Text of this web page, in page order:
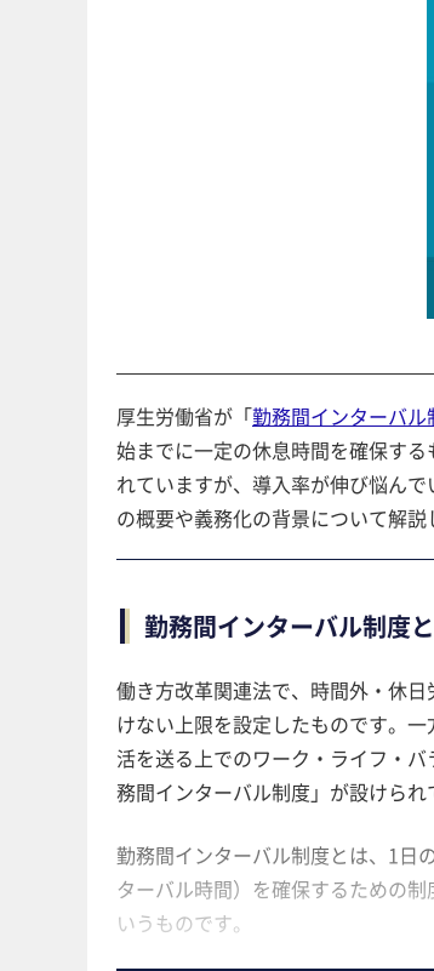
厚生労働省が「勤務間インターバル
始までに一定の休息時間を確保す
れていますが、導入率が伸び悩ん
の概要や義務化の背景について解説
勤務間インターバル制度
働き方改革関連法で、時間外・休
けない上限を設定したものです。
活を送る上でのワーク・ライフ・
務間インターバル制度」が設けられ
勤務間インターバル制度とは、1日
ターバル時間）を確保するための
いうものです。